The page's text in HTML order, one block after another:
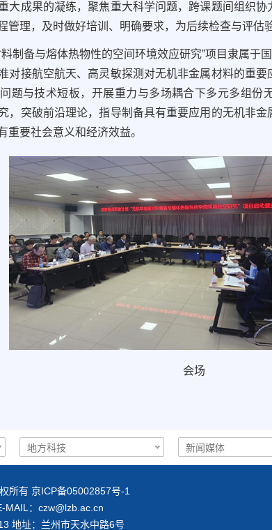
大成果的凝练，聚焦重大科学问题，跨课题间组织
管理，及时做好培训、明确要求，为后续检查与评估
制备与熔体热物性的空间环境效应研究”项目隶属于
对接航空航天、高灵敏探测对无机非金属材料的重
题与技术短板，开展重力与多场耦合下多元多组份
，突破前沿理论，指导制备具有重要应用的无机非金
重要社会意义和经济效益。
会场
所有 京ICP备05002857号-1
： czw@lzb.ac.cn
地址：兰州市天水中路6号